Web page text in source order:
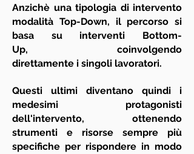
Anzichè una tipologia di intervento
modalità Top-Down, il percorso si
basa su interventi Bottom-
Up, coinvolgendo
direttamente i singoli lavoratori.
Questi ultimi diventano quindi i
medesimi protagonisti
dell'intervento, ottenendo
strumenti e risorse sempre più
specifiche per rispondere in modo